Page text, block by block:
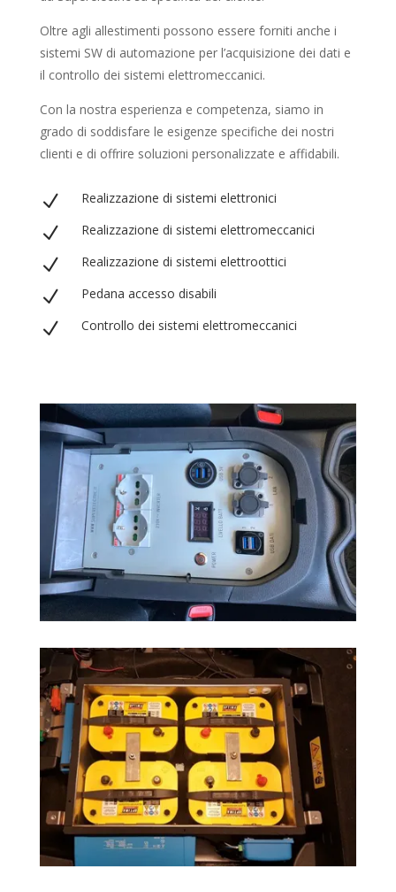
Oltre agli allestimenti possono essere forniti anche i
sistemi SW di automazione per l’acquisizione dei dati e
il controllo dei sistemi elettromeccanici.
Con la nostra esperienza e competenza, siamo in
grado di soddisfare le esigenze specifiche dei nostri
clienti e di offrire soluzioni personalizzate e affidabili.
N Realizzazione di sistemi elettronici
N Realizzazione di sistemi elettromeccanici
N Realizzazione di sistemi elettroottici
N Pedana accesso disabili
N Controllo dei sistemi elettromeccanici